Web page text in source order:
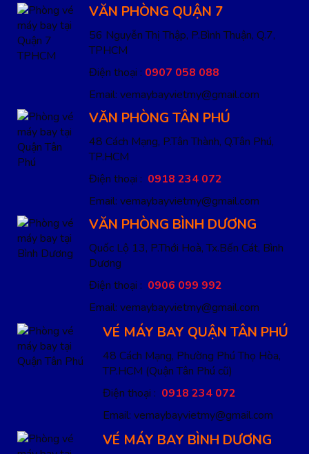
VĂN PHÒNG QUẬN 7
56 Nguyễn Thị Thập, P.Bình Thuận, Q.7,
TPHCM
Điện thoại : 0907 058 088
Email: vemaybayvietmy@gmail.com
VĂN PHÒNG TÂN PHÚ
48 Cách Mạng, P.Tân Thành, Q.Tân Phú,
TP.HCM
Điện thoại : 0918 234 072
Email: vemaybayvietmy@gmail.com
VĂN PHÒNG BÌNH DƯƠNG
Quốc Lộ 13, P.Thới Hoà, Tx.Bến Cát, Bình
Dương
Điện thoại : 0906 099 992
Email: vemaybayvietmy@gmail.com
VÉ MÁY BAY QUẬN TÂN PHÚ
48 Cách Mạng, Phường Phú Thọ Hòa,
TP.HCM (Quận Tân Phú cũ)
Điện thoại : 0918 234 072
Email: vemaybayvietmy@gmail.com
VÉ MÁY BAY BÌNH DƯƠNG